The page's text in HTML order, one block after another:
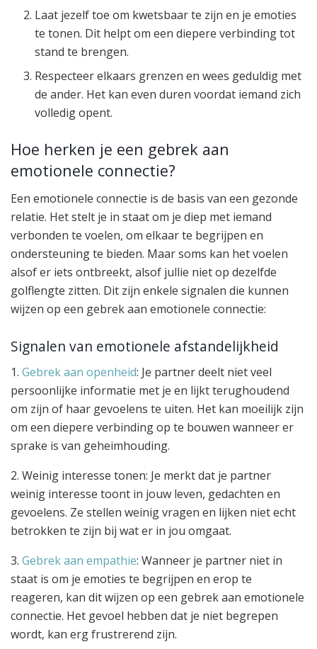
Laat jezelf toe om kwetsbaar te zijn en je emoties
te tonen. Dit helpt om een diepere verbinding tot
stand te brengen.
Respecteer elkaars grenzen en wees geduldig met
de ander. Het kan even duren voordat iemand zich
volledig opent.
Hoe herken je een gebrek aan
emotionele connectie?
Een emotionele connectie is de basis van een gezonde
relatie. Het stelt je in staat om je diep met iemand
verbonden te voelen, om elkaar te begrijpen en
ondersteuning te bieden. Maar soms kan het voelen
alsof er iets ontbreekt, alsof jullie niet op dezelfde
golflengte zitten. Dit zijn enkele signalen die kunnen
wijzen op een gebrek aan emotionele connectie:
Signalen van emotionele afstandelijkheid
1. Gebrek aan openheid: Je partner deelt niet veel
persoonlijke informatie met je en lijkt terughoudend
om zijn of haar gevoelens te uiten. Het kan moeilijk zijn
om een diepere verbinding op te bouwen wanneer er
sprake is van geheimhouding.
2. Weinig interesse tonen: Je merkt dat je partner
weinig interesse toont in jouw leven, gedachten en
gevoelens. Ze stellen weinig vragen en lijken niet echt
betrokken te zijn bij wat er in jou omgaat.
3. Gebrek aan empathie: Wanneer je partner niet in
staat is om je emoties te begrijpen en erop te
reageren, kan dit wijzen op een gebrek aan emotionele
connectie. Het gevoel hebben dat je niet begrepen
wordt, kan erg frustrerend zijn.